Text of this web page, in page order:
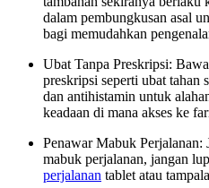
dalam pembungkusan asal
bagi memudahkan
Ubat Tanpa Preskripsi:
preskripsi seperti ubat tahan
dan antihistamin untuk
keadaan di mana akses ke
Penawar Mabuk Perjalanan:
mabuk perjalanan, jangan
perjalanan tablet atau